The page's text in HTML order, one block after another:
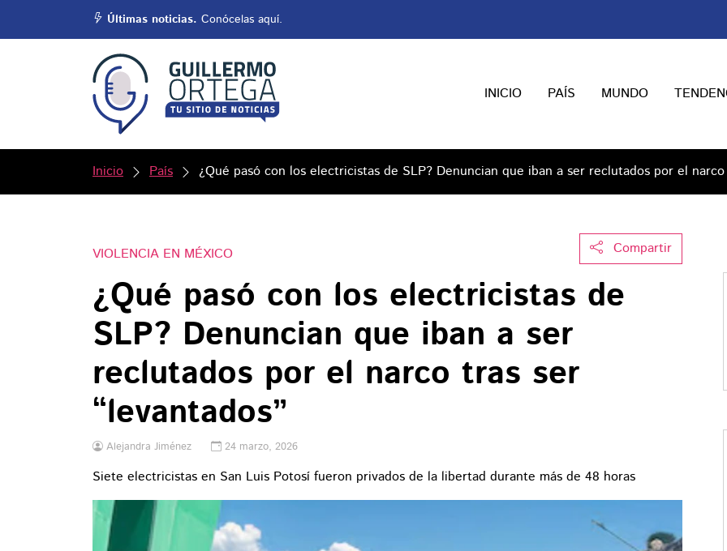
Últimas noticias. Conócelas aquí.
INICIO PAÍS MUNDO
Inicio País ¿Qué pasó con los electricistas de SLP? Denuncian que iban a ser reclutados por el narco
Compartir
VIOLENCIA EN MÉXICO
¿Qué pasó con los electricistas de
SLP? Denuncian que iban a ser
reclutados por el narco tras ser
“levantados”
Alejandra Jiménez 24 marzo, 2026
Siete electricistas en San Luis Potosí fueron privados de la libertad durante más de 48 horas